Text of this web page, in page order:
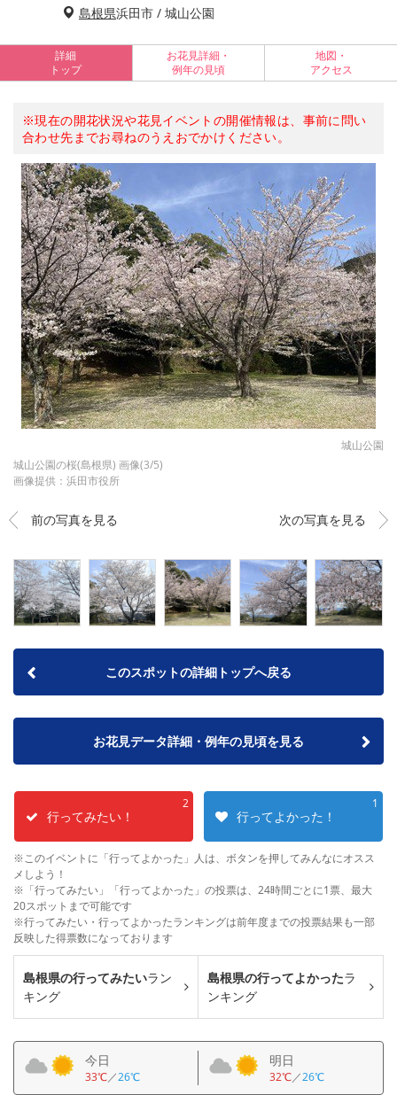
島根県浜田市 / 城山公園
詳細
トップ
お花見詳細・
例年の見頃
地図・
アクセス
※現在の開花状況や花見イベントの開催情報は、事前に問い
合わせ先までお尋ねのうえおでかけください。
城山公園
城山公園の桜(島根県) 画像(3/5)
画像提供：浜田市役所
前の写真を見る 次の写真を見る
このスポットの詳細トップへ戻る
お花見データ詳細・例年の見頃を見る
2
行ってみたい！
1
行ってよかった！
※このイベントに「行ってよかった」人は、ボタンを押してみんなにオスス
メしよう！
※「行ってみたい」「行ってよかった」の投票は、24時間ごとに1票、最大
20スポットまで可能です
※行ってみたい・行ってよかったランキングは前年度までの投票結果も一部
反映した得票数になっております
島根県の行ってみたいラン
キング
島根県の行ってよかったラ
ンキング
今日
33℃／26℃
明日
32℃／26℃